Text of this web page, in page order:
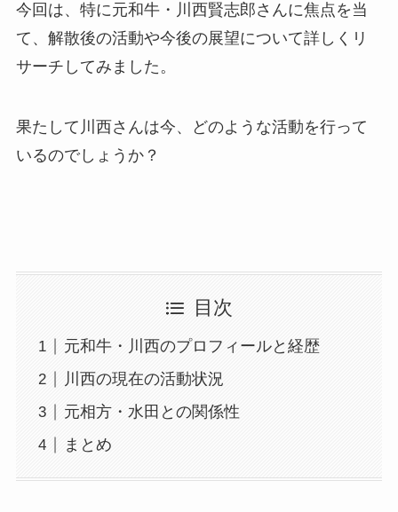
今回は、特に元和牛・川西賢志郎さんに焦点を当
て、解散後の活動や今後の展望について詳しくリ
サーチしてみました。
果たして川西さんは今、どのような活動を行って
いるのでしょうか？
目次
元和牛・川西のプロフィールと経歴
川西の現在の活動状況
元相方・水田との関係性
まとめ